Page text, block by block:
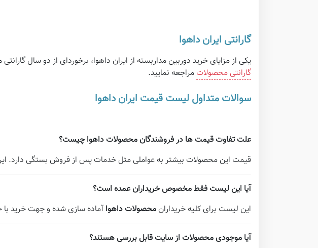
گارانتی ایران داهوا
یکی از مزایای خرید دوربین مداربسته از ایران داهوا، برخوردای از دو سال
گارانتی محصولات مراجعه نمایید.
سوالات متداول لیست قیمت ایران داهوا
علت تفاوت قیمت ها در فروشندگان محصولات داهوا چیست؟
قیمت این محصولات بیشتر به عواملی مثل خدمات پس از فروش بستگی دارد.
آیا این لیست فقط مخصوص خریداران عمده است؟
این لیست برای کلیه خریداران محصولات داهوا آماده سازی شده و جهت خرید با
آیا موجودی محصولات از سایت قابل بررسی هستند؟